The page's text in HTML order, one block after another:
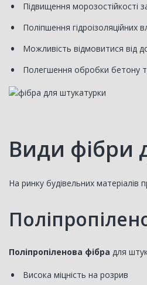
Підвищення морозостійкості
Поліпшення гідроізоляційних
Можливість відмовитися від
Полегшення обробки бетону
Види фібри
На ринку будівельних матеріалів
Поліпропіленова фібра для
Висока міцність на розрив